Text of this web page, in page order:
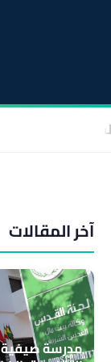
آخر المقالات
مدرسة